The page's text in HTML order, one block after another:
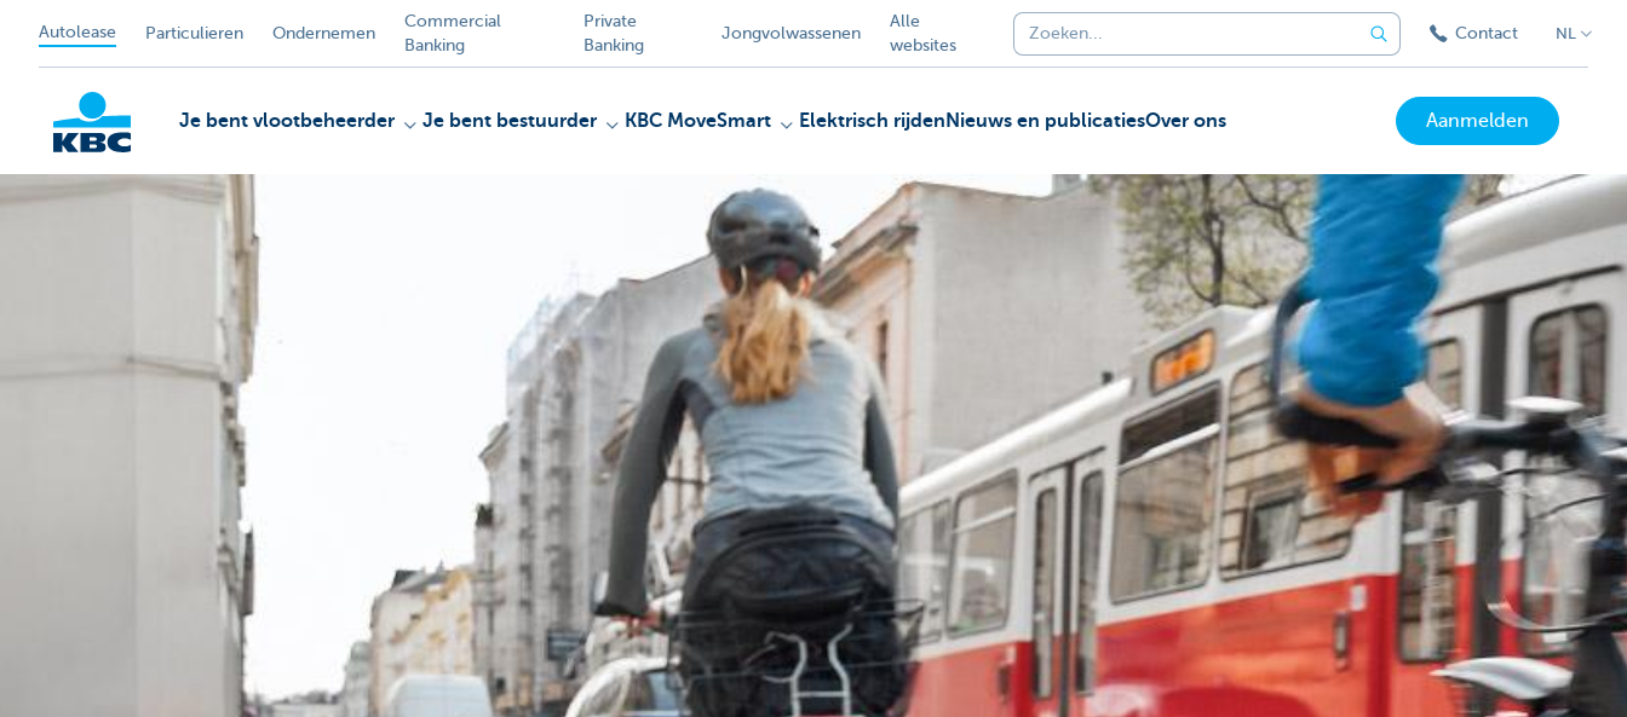
Autolease Particulieren Ondernemen
Commercial
Banking
Private
Banking
Jongvolwassenen
Alle
websites
Contact NL
Je bent vlootbeheerder Je bent bestuurder KBC MoveSmart Elektrisch rijden Nieuws en publicatiesOver ons Aanmelden